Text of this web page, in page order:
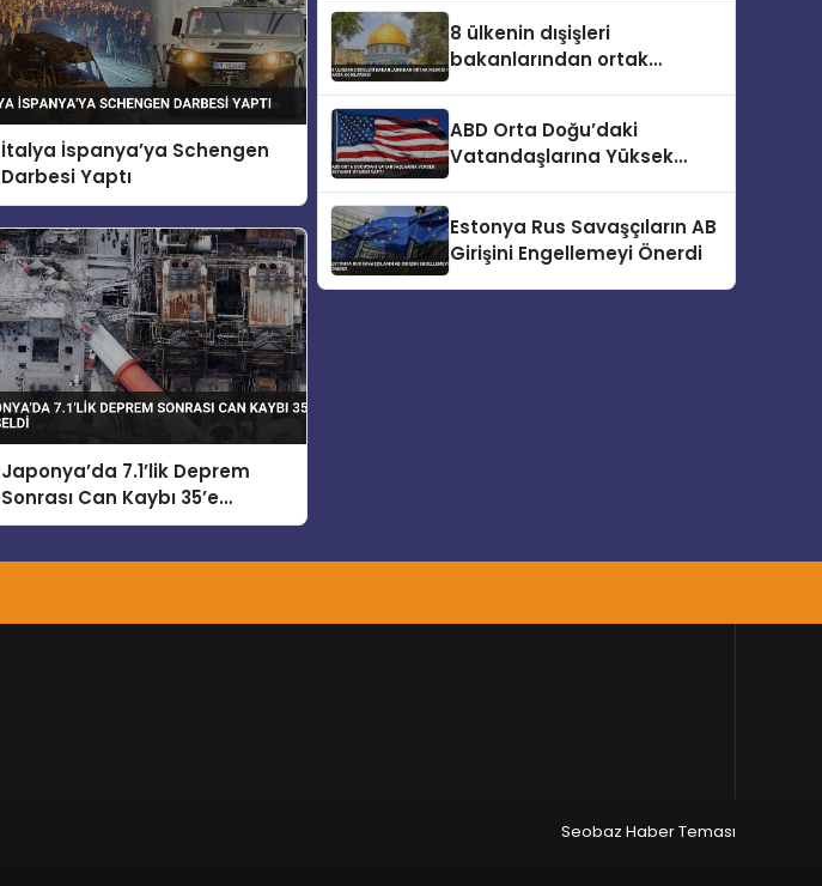
İtalya İspanya’ya Schengen
Darbesi Yaptı
Japonya’da 7.1’lik Deprem
Sonrası Can Kaybı 35’e
Yükseldi
8 ülkenin dışişleri
bakanlarından ortak
ABD Orta Doğu’daki
Vatandaşlarına Yüksek
Estonya Rus Savaşçıların AB
Girişini Engellemeyi Önerdi
Seobaz Haber Teması